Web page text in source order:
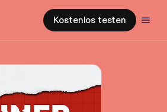
Kostenlos testen